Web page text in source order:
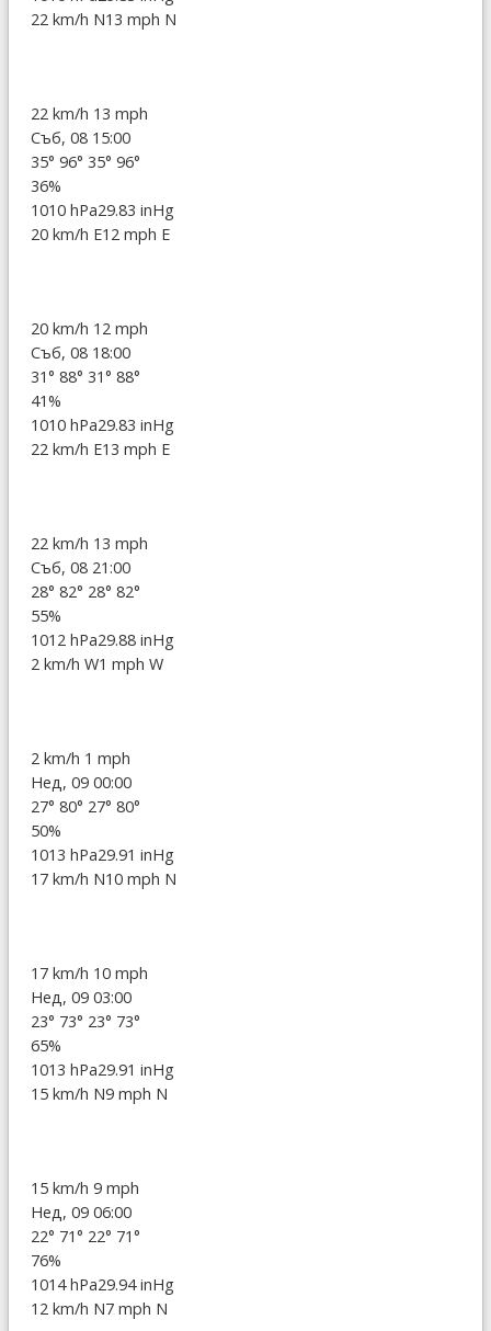
22 km/h N13 mph N
22 km/h 13 mph
Съб, 08 15:00
35° 96° 35° 96°
36%
1010 hPa29.83 inHg
20 km/h E12 mph E
20 km/h 12 mph
Съб, 08 18:00
31° 88° 31° 88°
41%
1010 hPa29.83 inHg
22 km/h E13 mph E
22 km/h 13 mph
Съб, 08 21:00
28° 82° 28° 82°
55%
1012 hPa29.88 inHg
2 km/h W1 mph W
2 km/h 1 mph
Нед, 09 00:00
27° 80° 27° 80°
50%
1013 hPa29.91 inHg
17 km/h N10 mph N
17 km/h 10 mph
Нед, 09 03:00
23° 73° 23° 73°
65%
1013 hPa29.91 inHg
15 km/h N9 mph N
15 km/h 9 mph
Нед, 09 06:00
22° 71° 22° 71°
76%
1014 hPa29.94 inHg
12 km/h N7 mph N